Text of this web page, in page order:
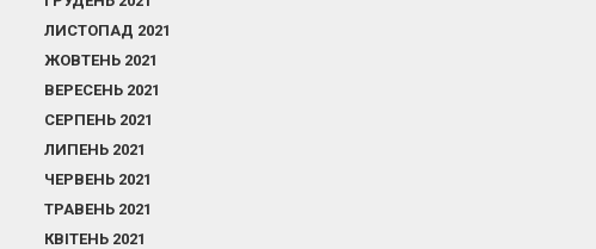
ЛИСТОПАД 2021
ЖОВТЕНЬ 2021
ВЕРЕСЕНЬ 2021
СЕРПЕНЬ 2021
ЛИПЕНЬ 2021
ЧЕРВЕНЬ 2021
ТРАВЕНЬ 2021
КВІТЕНЬ 2021